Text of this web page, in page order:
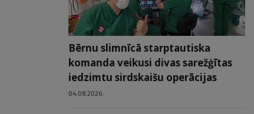
Bērnu slimnīcā starptautiska
komanda veikusi divas sarežģītas
iedzimtu sirdskaišu operācijas
04.08.2026.